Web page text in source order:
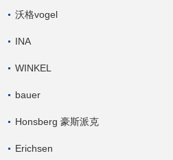
沃格vogel
INA
WINKEL
bauer
Honsberg 豪斯派克
Erichsen